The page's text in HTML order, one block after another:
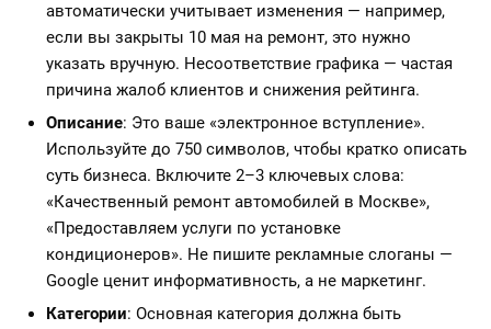
автоматически учитывает изменения — например,
если вы закрыты 10 мая на ремонт, это нужно
указать вручную. Несоответствие графика — частая
причина жалоб клиентов и снижения рейтинга.
Описание: Это ваше «электронное вступление».
Используйте до 750 символов, чтобы кратко описать
суть бизнеса. Включите 2–3 ключевых слова:
«Качественный ремонт автомобилей в Москве»,
«Предоставляем услуги по установке
кондиционеров». Не пишите рекламные слоганы —
Google ценит информативность, а не маркетинг.
Категории: Основная категория должна быть